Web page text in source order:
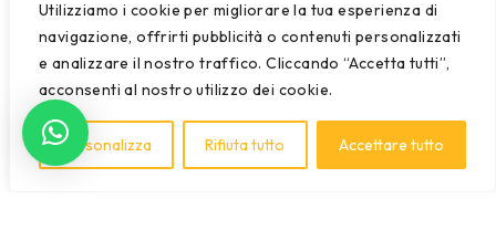
Utilizziamo i cookie per migliorare la tua esperienza di
navigazione, offrirti pubblicità o contenuti personalizzati
e analizzare il nostro traffico. Cliccando “Accetta tutti”,
acconsenti al nostro utilizzo dei cookie.
Personalizza Rifiuta tutto Accettare tutto